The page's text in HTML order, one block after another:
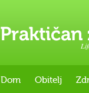
Dom Obitelj